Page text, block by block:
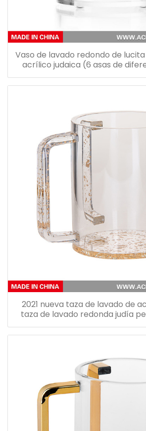
Vaso de lavado redondo de
acrílico judaica (6 asas de
2021 nueva taza de lavado de
taza de lavado redonda judía
tazas de colores